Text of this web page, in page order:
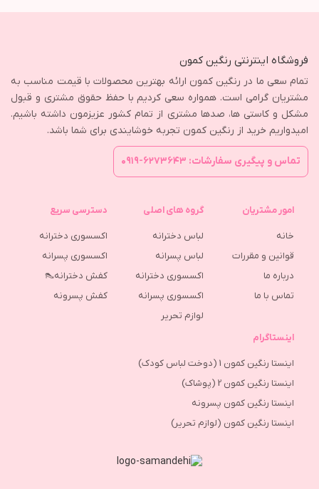
فروشگاه اینترنتی رنگین کمون
تمام سعی ما در رنگین کمون ارائه بهترین محصولات با قیمت مناسب به
مشتریان گرامی است. همواره سعی کردیم با حفظ حقوق مشتری و قبول
مشکل و کاستی ها، صدها مشتری از تمام کشور عزیزمون داشته باشیم.
امیدواریم خرید از رنگین کمون تجربه خوشایندی برای شما باشد.
تماس و پیگیری سفارشات: ۶۲۷۳۶۴۳-۰۹۱۹
امور مشتریان
خانه
قوانین و مقررات
درباره ما
تماس با ما
گروه های اصلی
لباس دخترانه
لباس پسرانه
اکسسوری دخترانه
اکسسوری پسرانه
لوازم تحریر
دسترسی سریع
اکسسوری دخترانه
اکسسوری پسرانه
کفش دخترانه👠
كفش پسرونه
اینستاگرام
اینستا رنگین کمون 1 (دوخت لباس کودک)
اینستا رنگین کمون 2 (پوشاک)
اینستا رنگین کمون پسرونه
اینستا رنگین کمون (لوازم تحریر)